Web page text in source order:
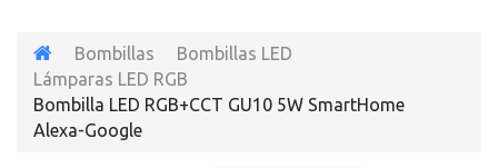
Bombillas
Bombillas LED
Lámparas LED RGB
Bombilla LED RGB+CCT GU10 5W SmartHome
Alexa-Google